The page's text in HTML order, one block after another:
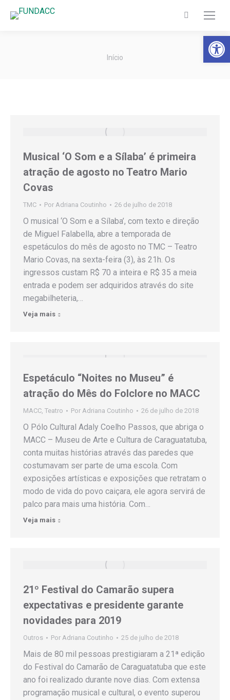
Barra de
Search:
Você está aqui:
Início
Musical ‘O Som e a Sílaba’ é primeira
atração de agosto no Teatro Mario
Covas
TMC Por Adriana Coutinho 26 de julho de 2018
O musical ‘O Som e a Sílaba’, com texto e direção
de Miguel Falabella, abre a temporada de
espetáculos do mês de agosto no TMC – Teatro
Mario Covas, na sexta-feira (3), às 21h. Os
ingressos custam R$ 70 a inteira e R$ 35 a meia
entrada e podem ser adquiridos através do site
megabilheteria,…
Veja mais
Espetáculo “Noites no Museu” é
atração do Mês do Folclore no MACC
MACC, Teatro Por Adriana Coutinho 26 de julho de 2018
O Pólo Cultural Adaly Coelho Passos, que abriga o
MACC – Museu de Arte e Cultura de Caraguatatuba,
conta muitas histórias através das paredes que
costumavam ser parte de uma escola. Com
exposições artísticas e exposições que retratam o
modo de vida do povo caiçara, ele agora servirá de
palco para mais uma história. Com…
Veja mais
21º Festival do Camarão supera
expectativas e presidente garante
novidades para 2019
Outros Por Adriana Coutinho 25 de julho de 2018
Mais de 80 mil pessoas prestigiaram a 21ª edição
do Festival do Camarão de Caraguatatuba que este
ano foi realizado durante nove dias. Com extensa
programação musical e cultural, o evento superou